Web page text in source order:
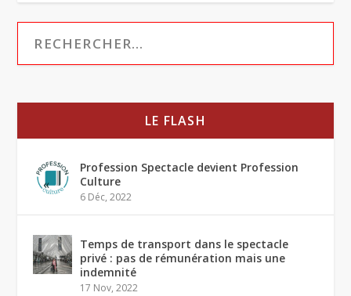
LE FLASH
Profession Spectacle devient Profession
Culture
6 Déc, 2022
Temps de transport dans le spectacle
privé : pas de rémunération mais une
indemnité
17 Nov, 2022